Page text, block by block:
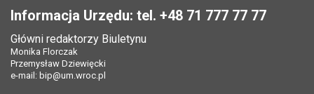
Liczba pobrań:
Data opublikowania:
30.06.2025 10:16
Liczba pobrań:
Ostatnio zaktualizował:
Data ostatniej aktualizacji:
Twój adres e-mail Pole wymagane
Tytuł e-mailaPole wymagane
*
Adres e-mail znajomego
Informacja Urzędu: tel. +48 71 777 77 77
Główni redaktorzy Biuletynu
Monika Florczak
Przemysław Dziewięcki
e-mail:bip@um.wroc.pl